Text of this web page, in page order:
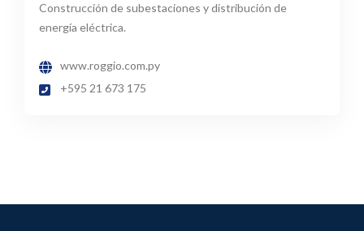
Construcción de subestaciones y distribución de
energía eléctrica.
www.roggio.com.py
+595 21 673 175